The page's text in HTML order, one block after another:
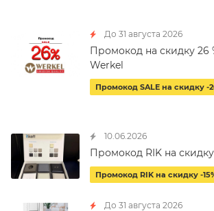
До 31 августа 2026
Промокод на скидку
Werkel
Промокод SALE на скидку -
10.06.2026
Промокод RIK на скидку
Промокод RIK на скидку -
До 31 августа 2026